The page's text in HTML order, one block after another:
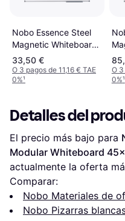
Nobo Essence Steel
Magnetic Whiteboard
900x600mm
89.8x58.9cm
33,50 €
O 3 pagos de 11,16 € TAE
0%¹
O
0%¹
Detalles del
El precio más bajo para
Modular Whiteboard
actualmente la oferta
Comparar:
Nobo Materiales de
Nobo Pizarras